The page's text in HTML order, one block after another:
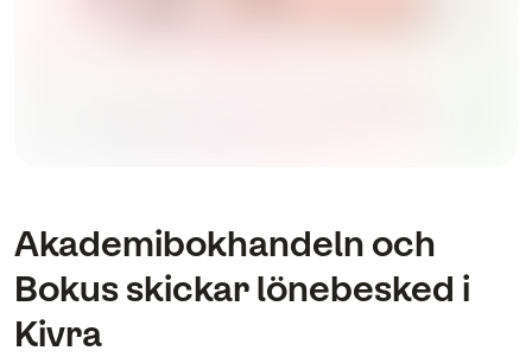
Akademibokhandeln och
Bokus skickar lönebesked i
Kivra